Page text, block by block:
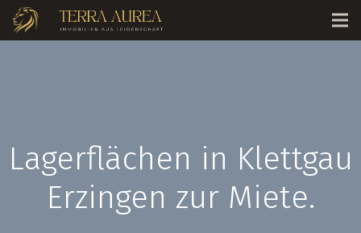
Lagerflächen in Klettgau
Erzingen zur Miete.